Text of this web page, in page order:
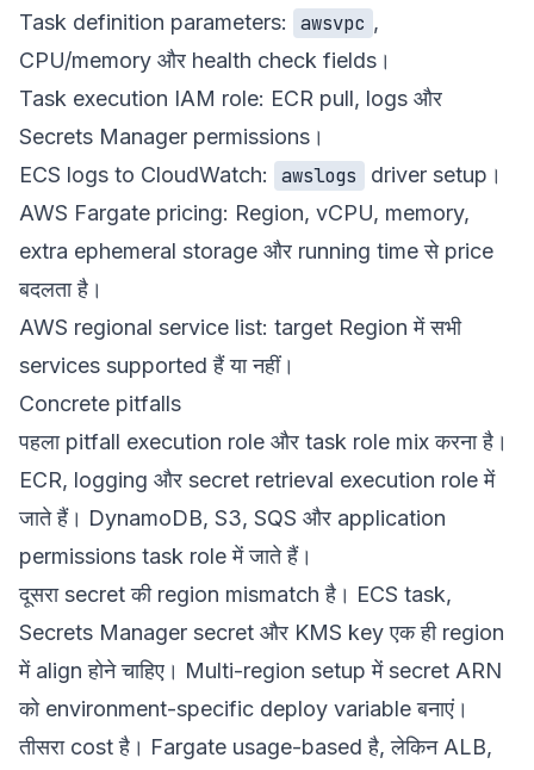
Task definition parameters: awsvpc ,
CPU/memory और health check fields।
Task execution IAM role: ECR pull, logs और
Secrets Manager permissions।
ECS logs to CloudWatch: awslogs
driver setup।
AWS Fargate pricing: Region, vCPU, memory,
extra ephemeral storage और running time से price
बदलता है।
AWS regional service list: target Region में सभी
services supported हैं या नहीं।
Concrete pitfalls
पहला pitfall execution role और task role mix करना है।
ECR, logging और secret retrieval execution role में
जाते हैं। DynamoDB, S3, SQS और application
permissions task role में जाते हैं।
दूसरा secret की region mismatch है। ECS task,
Secrets Manager secret और KMS key एक ही region
में align होने चाहिए। Multi-region setup में secret ARN
को environment-specific deploy variable बनाएं।
तीसरा cost है। Fargate usage-based है, लेकिन ALB,